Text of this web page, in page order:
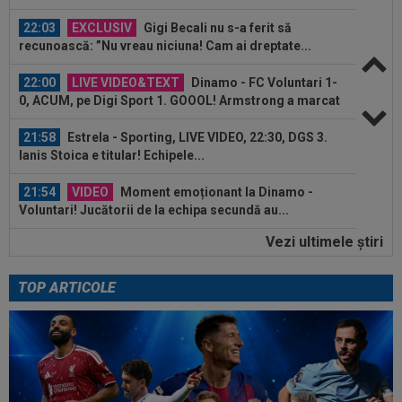
22:03 EXCLUSIV
Gigi Becali nu s-a ferit să
recunoască: ”Nu vreau niciuna! Cam ai dreptate...
22:00 LIVE VIDEO&TEXT
Dinamo - FC Voluntari 1-
0, ACUM, pe Digi Sport 1. GOOOL! Armstrong a marcat
21:58
Estrela - Sporting, LIVE VIDEO, 22:30, DGS 3.
Ianis Stoica e titular! Echipele...
21:54 VIDEO
Moment emoționant la Dinamo -
Voluntari! Jucătorii de la echipa secundă au...
Decizia luată de Barcelona, după ce
21:35 EXCLUSIV
Prunea și Torje au dat verdictul,
după ce Șumudică a acceptat să revină la CFR...
22:18 FOTO
Ce a făcut Daniel Pancu, la o zi după
scandalul de la Arad
Vezi ultimele ştiri
TOP ARTICOLE